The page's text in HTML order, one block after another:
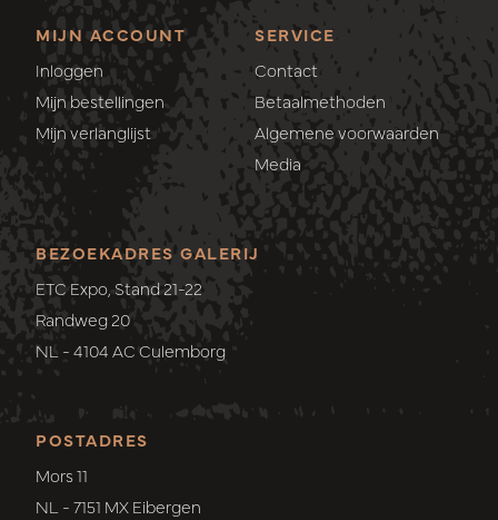
MIJN ACCOUNT
Inloggen
Mijn bestellingen
Mijn verlanglijst
SERVICE
Contact
Betaalmethoden
Algemene voorwaarden
Media
POSTADRES
Mors 11
NL - 7151 MX Eibergen
BEZOEKADRES GALERIJ
ETC Expo, Stand 21-22
Randweg 20
NL - 4104 AC Culemborg